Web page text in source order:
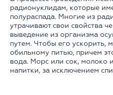
радионуклидам, которые
полураспада. Многие из
утрачивают свои свойства
выведение из организма
путем. Чтобы его ускорить,
обильному питью, причем
вода. Морс или сок, молоко
напитки, за исключением